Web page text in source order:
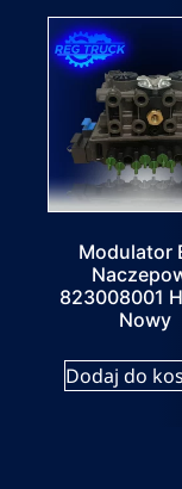
Modulator
823008001
Nowy
Dodaj do